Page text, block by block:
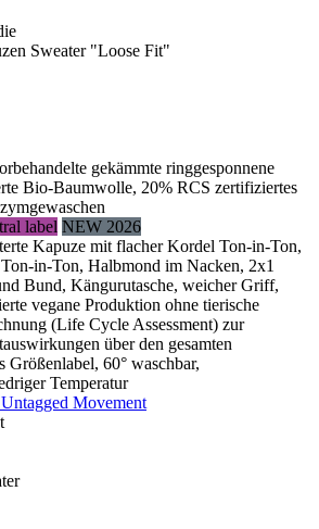
Sweater "Loose Fit"
gekämmte ringgesponnene
Bio-Baumwolle, 20% RCS zertifiziertes
label NEW 2026
Kapuze mit flacher Kordel Ton-in-Ton,
in-Ton, Halbmond im Nacken, 2x1
Bund, Kängurutasche, weicher Griff,
vegane Produktion ohne tierische
(Life Cycle Assessment) zur
über den gesamten
Größenlabel, 60° waschbar,
Temperatur
Movement